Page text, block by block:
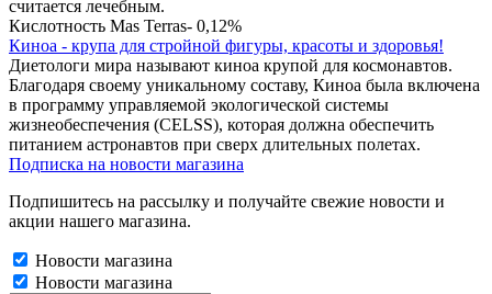
считается лечебным.
Кислотность Mas Terras- 0,12%
Киноа - крупа для стройной фигуры, красоты и здоровья!
Диетологи мира называют киноа крупой для космонавтов.
Благодаря своему уникальному составу, Киноа была включена
в программу управляемой экологической системы
жизнеобеспечения (CELSS), которая должна обеспечить
питанием астронавтов при сверх длительных полетах.
Подписка на новости магазина
Подпишитесь на рассылку и получайте свежие новости и
акции нашего магазина.
Новости магазина
Новости магазина